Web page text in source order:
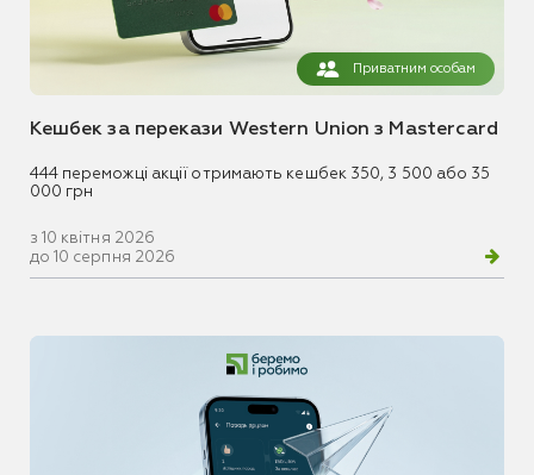
Приватним особам
Кешбек за перекази Western Union з Mastercard
444 переможці акції отримають кешбек 350, 3 500 або 35
000 грн
з 10 квітня 2026
до 10 серпня 2026